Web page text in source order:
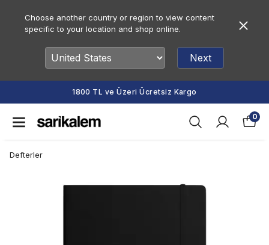
Choose another country or region to view content
specific to your location and shop online.
Next
1800 TL ve Üzeri Ücretsiz Kargo
0
Defterler